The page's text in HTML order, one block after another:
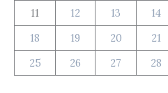
11 12 13 14
18
19 20 21
25
26 27 28